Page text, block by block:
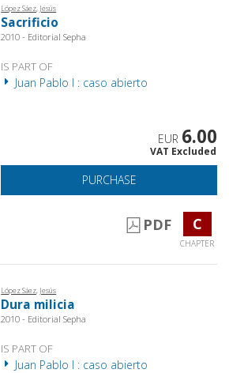
López Sáez, Jesús
Sacrificio
2010 - Editorial Sepha
IS PART OF
Juan Pablo I : caso abierto
EUR 6.00
VAT Excluded
PURCHASE
PDF C
CHAPTER
López Sáez, Jesús
Dura milicia
2010 - Editorial Sepha
IS PART OF
Juan Pablo I : caso abierto